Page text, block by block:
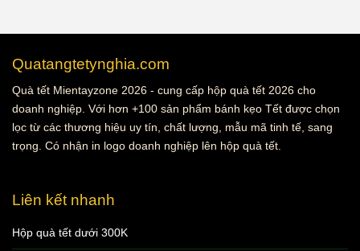
Quatangtetynghia.com
Quà tết Mientayzone 2026 - cung cấp hộp quà tết 2026 cho
doanh nghiệp. Với hơn +100 sản phẩm bánh kẹo Tết được chọn
lọc từ các thương hiệu uy tín, chất lượng, mẫu mã tinh tế, sang
trọng. Có nhận in logo doanh nghiệp lên hộp quà tết.
Liên kết nhanh
Hộp quà tết dưới 300K